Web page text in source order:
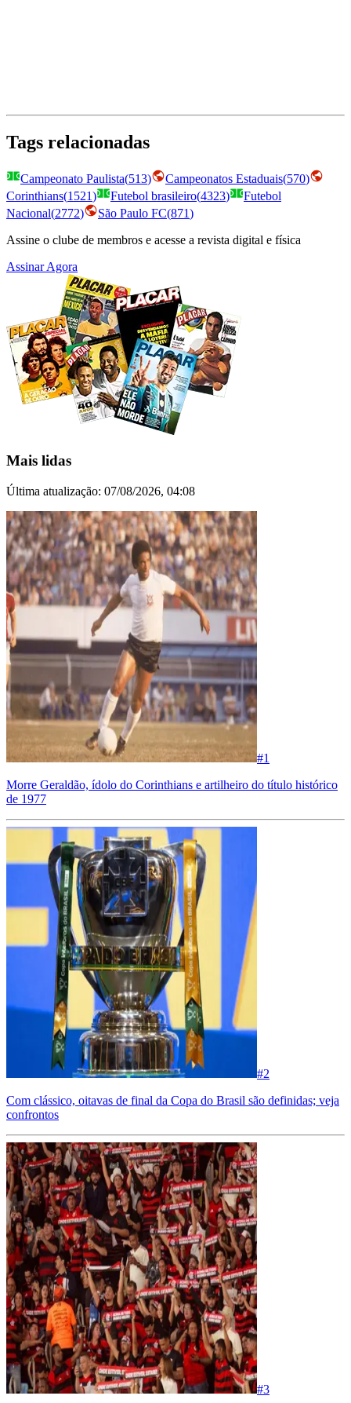
Tags relacionadas
Campeonato Paulista(513) Campeonatos Estaduais(570)
Corinthians(1521) Futebol brasileiro(4323)
Futebol
Nacional(2772) São Paulo FC(871)
Assine o clube de membros e acesse a revista digital e física
Assinar Agora
Mais lidas
Última atualização: 07/08/2026, 04:08
#1
Morre Geraldão, ídolo do Corinthians e artilheiro do título histórico
de 1977
#2
Com clássico, oitavas de final da Copa do Brasil são definidas; veja
confrontos
#3